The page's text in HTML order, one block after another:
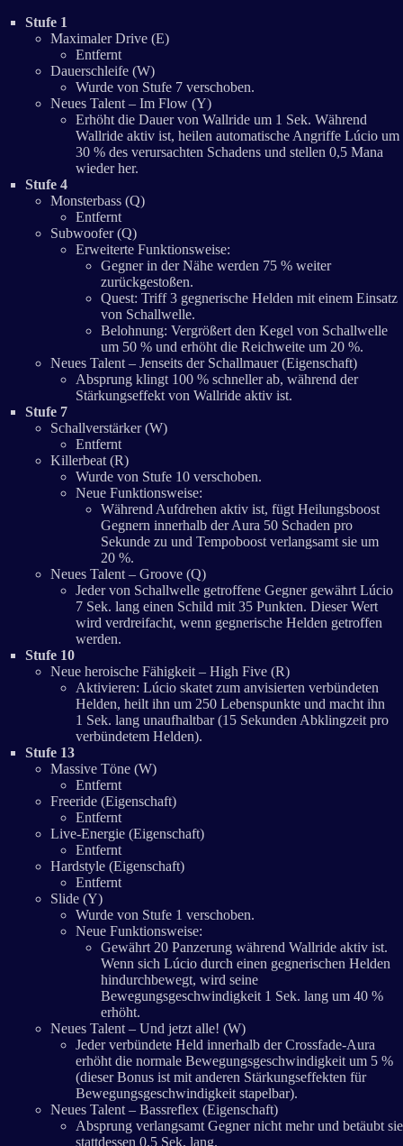
Stufe 1
Maximaler Drive (E)
Entfernt
Dauerschleife (W)
Wurde von Stufe 7 verschoben.
Neues Talent – Im Flow (Y)
Erhöht die Dauer von Wallride um 1 Sek. Während
Wallride aktiv ist, heilen automatische Angriffe Lúcio um
30 % des verursachten Schadens und stellen 0,5 Mana
wieder her.
Stufe 4
Monsterbass (Q)
Entfernt
Subwoofer (Q)
Erweiterte Funktionsweise:
Gegner in der Nähe werden 75 % weiter
zurückgestoßen.
Quest: Triff 3 gegnerische Helden mit einem Einsatz
von Schallwelle.
Belohnung: Vergrößert den Kegel von Schallwelle
um 50 % und erhöht die Reichweite um 20 %.
Neues Talent – Jenseits der Schallmauer (Eigenschaft)
Absprung klingt 100 % schneller ab, während der
Stärkungseffekt von Wallride aktiv ist.
Stufe 7
Schallverstärker (W)
Entfernt
Killerbeat (R)
Wurde von Stufe 10 verschoben.
Neue Funktionsweise:
Während Aufdrehen aktiv ist, fügt Heilungsboost
Gegnern innerhalb der Aura 50 Schaden pro
Sekunde zu und Tempoboost verlangsamt sie um
20 %.
Neues Talent – Groove (Q)
Jeder von Schallwelle getroffene Gegner gewährt Lúcio
7 Sek. lang einen Schild mit 35 Punkten. Dieser Wert
wird verdreifacht, wenn gegnerische Helden getroffen
werden.
Stufe 10
Neue heroische Fähigkeit – High Five (R)
Aktivieren: Lúcio skatet zum anvisierten verbündeten
Helden, heilt ihn um 250 Lebenspunkte und macht ihn
1 Sek. lang unaufhaltbar (15 Sekunden Abklingzeit pro
verbündetem Helden).
Stufe 13
Massive Töne (W)
Entfernt
Freeride (Eigenschaft)
Entfernt
Live-Energie (Eigenschaft)
Entfernt
Hardstyle (Eigenschaft)
Entfernt
Slide (Y)
Wurde von Stufe 1 verschoben.
Neue Funktionsweise:
Gewährt 20 Panzerung während Wallride aktiv ist.
Wenn sich Lúcio durch einen gegnerischen Helden
hindurchbewegt, wird seine
Bewegungsgeschwindigkeit 1 Sek. lang um 40 %
erhöht.
Neues Talent – Und jetzt alle! (W)
Jeder verbündete Held innerhalb der Crossfade-Aura
erhöht die normale Bewegungsgeschwindigkeit um 5 %
(dieser Bonus ist mit anderen Stärkungseffekten für
Bewegungsgeschwindigkeit stapelbar).
Neues Talent – Bassreflex (Eigenschaft)
Absprung verlangsamt Gegner nicht mehr und betäubt sie
stattdessen 0,5 Sek. lang.